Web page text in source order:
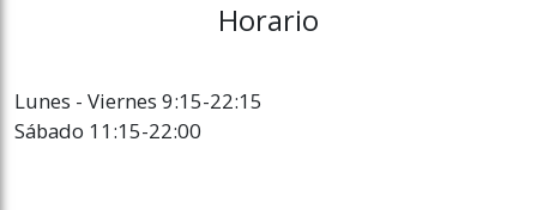
Horario
Lunes - Viernes 9:15-22:15
Sábado 11:15-22:00